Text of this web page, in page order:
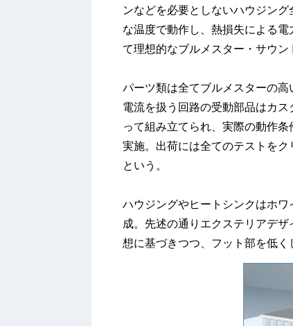
ンなどを必要としないハウジン
な温度で動作し、熱損失による
て理想的なブルメスター・サウン
パーツ類は全てブルメスターの
電流を扱う回路の受動部品はカ
って組み立てられ、実際の動作
実施。出荷には全てのテストを
という。
ハウジングやヒートシンクはホ
成。先述の通りエクステリアデ
想に基づきつつ、フット部を低く